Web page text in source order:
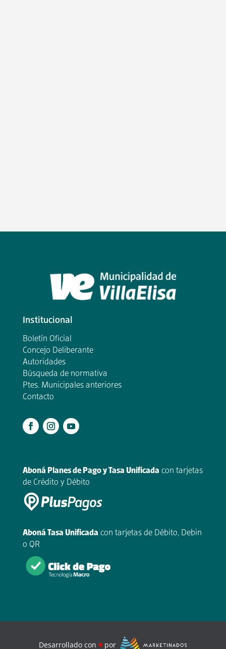
Institucional
Boletín Oficial
Concejo Deliberante
Autoridades
Búsqueda de normativa
Ptes. Municipales anteriores
Contacto
Aboná Planes de Pago y Tasa Unificada con tarjetas
de Crédito y Débito
Aboná Tasa Unificada con tarjetas de Débito, Debin
o QR
Desarrollado con ♥ por